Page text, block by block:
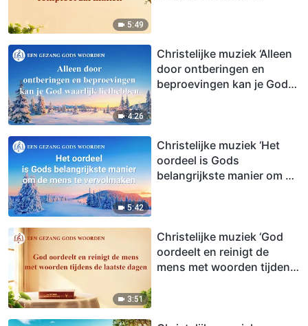
5:49
4:26
Christelijke muziek ‘Alleen
door ontberingen en
beproevingen kan je God
5:42
Christelijke muziek ‘Het
oordeel is Gods
belangrijkste manier om de
3:51
Christelijke muziek ‘God
oordeelt en reinigt de
mens met woorden tijdens